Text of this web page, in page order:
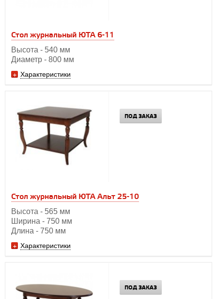
Стол журнальный ЮТА 6-11
Высота - 540 мм
Диаметр - 800 мм
Характеристики
Стол журнальный ЮТА Альт 25-10
Высота - 565 мм
Ширина - 750 мм
Длина - 750 мм
Характеристики
ПОД ЗАКАЗ
ПОД ЗАКАЗ